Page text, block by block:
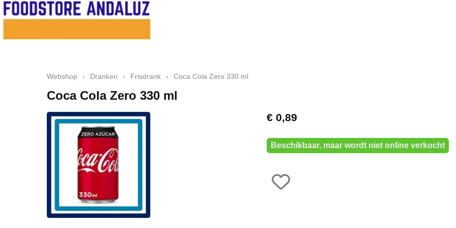
Webshop › Dranken › Frisdrank › Coca Cola Zero 330 ml
Coca Cola Zero 330 ml
€ 0,89
Beschikbaar, maar wordt niet online verkocht